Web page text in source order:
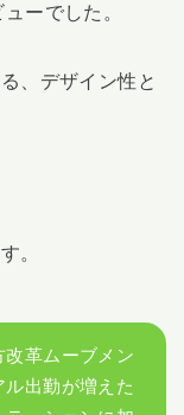
ューでした。
、デザイン性と
。
改革ムーブメン
ル出勤が増えた